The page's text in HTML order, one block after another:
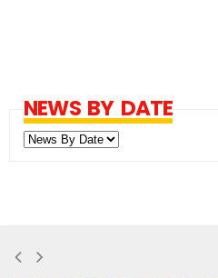
NEWS BY DATE